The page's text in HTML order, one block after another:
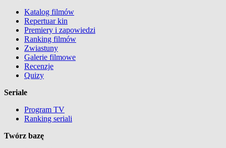
Katalog filmów
Repertuar kin
Premiery i zapowiedzi
Ranking filmów
Zwiastuny
Galerie filmowe
Recenzje
Quizy
Seriale
Program TV
Ranking seriali
Twórz bazę